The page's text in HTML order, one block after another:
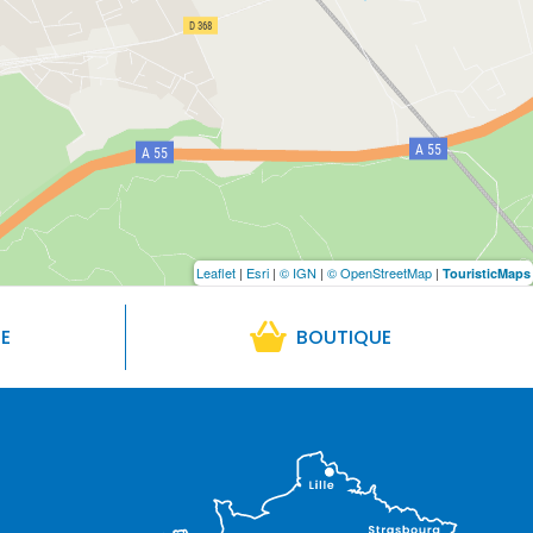
Leaflet | Esri | © IGN | © OpenStreetMap | TouristicMaps
BOUTIQUE